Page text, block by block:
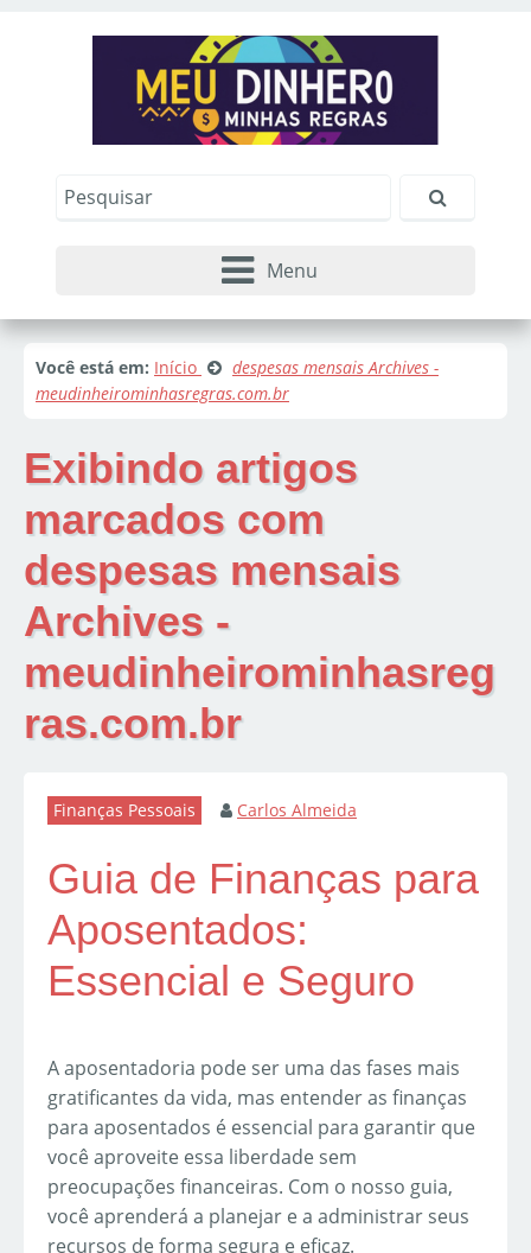
Menu
Você está em: Início
despesas mensais Archives -
meudinheirominhasregras.com.br
Exibindo artigos
marcados com
despesas mensais
Archives -
meudinheirominhasreg
ras.com.br
Finanças Pessoais Carlos Almeida
Guia de Finanças para
Aposentados:
Essencial e Seguro
A aposentadoria pode ser uma das fases mais
gratificantes da vida, mas entender as finanças
para aposentados é essencial para garantir que
você aproveite essa liberdade sem
preocupações financeiras. Com o nosso guia,
você aprenderá a planejar e a administrar seus
recursos de forma segura e eficaz.